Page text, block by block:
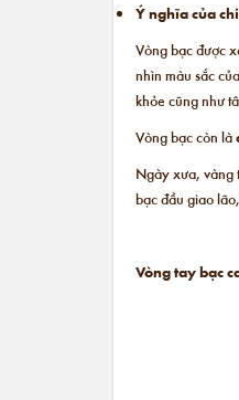
Ý nghĩa của
Vòng bạc được
nhìn màu sắc
khỏe cũng như
Vòng bạc còn là
Ngày xưa, vàng
bạc đầu giao lão,
Vòng tay bạc